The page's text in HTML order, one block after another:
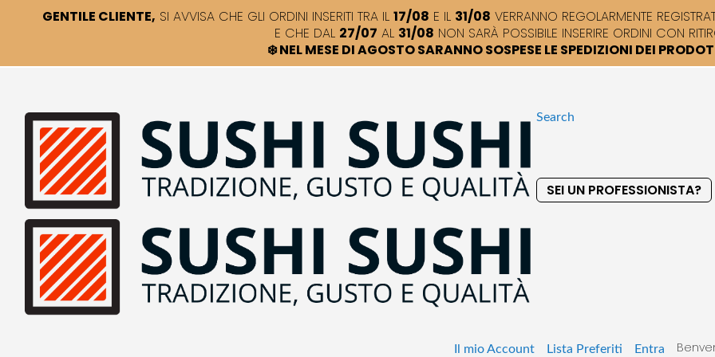
GENTILE CLIENTE, SI AVVISA CHE GLI ORDINI INSERITI TRA IL 17/08 E IL 31/08 VERRANNO REGOLARMENTE
E CHE DAL 27/07 AL 31/08 NON SARÀ POSSIBILE INSERIRE ORDINI CON
❄️ NEL MESE DI AGOSTO SARANNO SOSPESE LE SPEDIZIONI DEI
Search
SEI UN PROFESSIONISTA?
Il mio Account Lista Preferiti Entra